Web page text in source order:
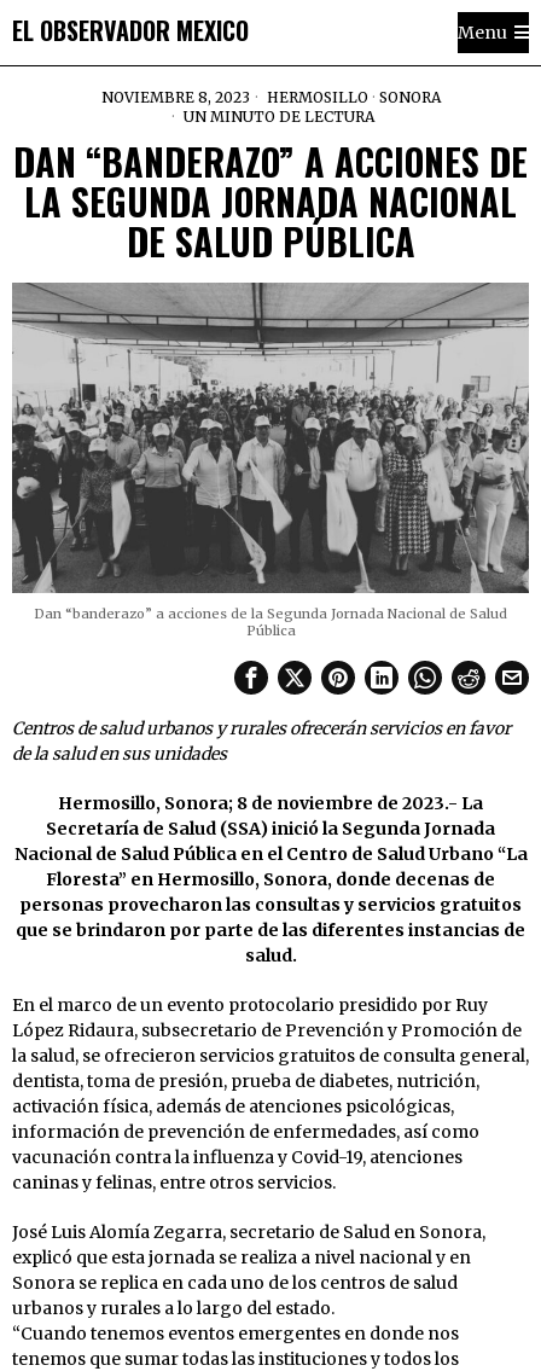
EL OBSERVADOR MEXICO Menu
NOVIEMBRE 8, 2023 HERMOSILLO · SONORA
UN MINUTO DE LECTURA
DAN “BANDERAZO” A ACCIONES DE
LA SEGUNDA JORNADA NACIONAL
DE SALUD PÚBLICA
Dan “banderazo” a acciones de la Segunda Jornada Nacional de Salud
Pública
Centros de salud urbanos y rurales ofrecerán servicios en favor
de la salud en sus unidades
Hermosillo, Sonora; 8 de noviembre de 2023.- La
Secretaría de Salud (SSA) inició la Segunda Jornada
Nacional de Salud Pública en el Centro de Salud Urbano “La
Floresta” en Hermosillo, Sonora, donde decenas de
personas provecharon las consultas y servicios gratuitos
que se brindaron por parte de las diferentes instancias de
salud.
En el marco de un evento protocolario presidido por Ruy
López Ridaura, subsecretario de Prevención y Promoción de
la salud, se ofrecieron servicios gratuitos de consulta general,
dentista, toma de presión, prueba de diabetes, nutrición,
activación física, además de atenciones psicológicas,
información de prevención de enfermedades, así como
vacunación contra la influenza y Covid-19, atenciones
caninas y felinas, entre otros servicios.
José Luis Alomía Zegarra, secretario de Salud en Sonora,
explicó que esta jornada se realiza a nivel nacional y en
Sonora se replica en cada uno de los centros de salud
urbanos y rurales a lo largo del estado.
“Cuando tenemos eventos emergentes en donde nos
tenemos que sumar todas las instituciones y todos los